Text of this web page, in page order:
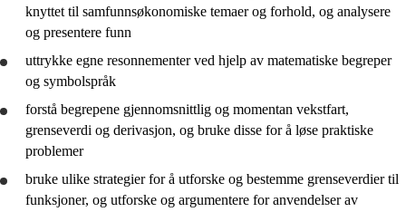
Matematikk S1
Matematikk S2
knyttet til samfunnsøkonomiske temaer og forhold, og analysere
og presentere funn
uttrykke egne resonnementer ved hjelp av matematiske begreper
og symbolspråk
forstå begrepene gjennomsnittlig og momentan vekstfart,
grenseverdi og derivasjon, og bruke disse for å løse praktiske
problemer
bruke ulike strategier for å utforske og bestemme grenseverdier til
funksjoner, og utforske og argumentere for anvendelser av